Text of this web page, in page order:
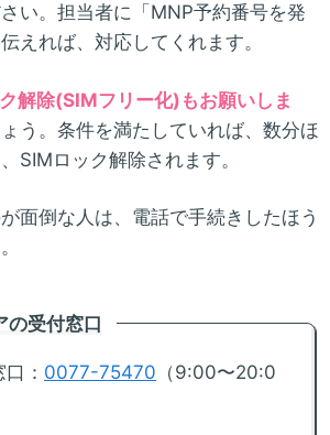
い。担当者に「MNP予約番号を発
えれば、対応してくれます。
ク解除(SIMフリー化)もお願いしま
う。条件を満たしていれば、数分ほ
SIMロック解除されます。
面倒な人は、電話で手続きしたほう
の受付窓口
： 0077-75470 （9:00〜20:0